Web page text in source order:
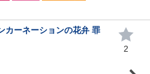
カーネーションの花弁 罪
2